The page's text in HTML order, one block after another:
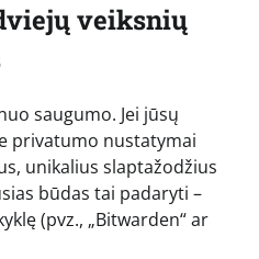
veiksnių
saugumo. Jei jūsų
privatumo nustatymai
unikalius slaptažodžius
būdas tai padaryti –
(pvz., „Bitwarden“ ar